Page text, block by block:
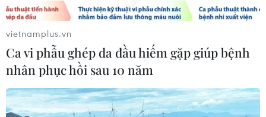
CƠ QUAN CHỦ QUẢN: THÔNG TẤN XÃ VIỆT NAM
Tổng Biên tập: TRẦN TIẾN DUẨN
THỦY
vietnamplus.vn
Ca vi phẫu ghép da đầu hiếm gặp giúp bệnh
nhân phục hồi sau 10 năm